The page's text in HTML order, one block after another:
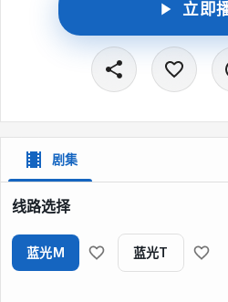
立即
剧集
线路选择
蓝光M 蓝光T